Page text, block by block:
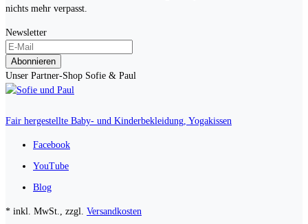
nichts mehr verpasst.
Newsletter
Abonnieren
Unser Partner-Shop Sofie & Paul
Fair hergestellte Baby- und Kinderbekleidung, Yogakissen
Facebook
YouTube
Blog
* inkl. MwSt., zzgl. Versandkosten